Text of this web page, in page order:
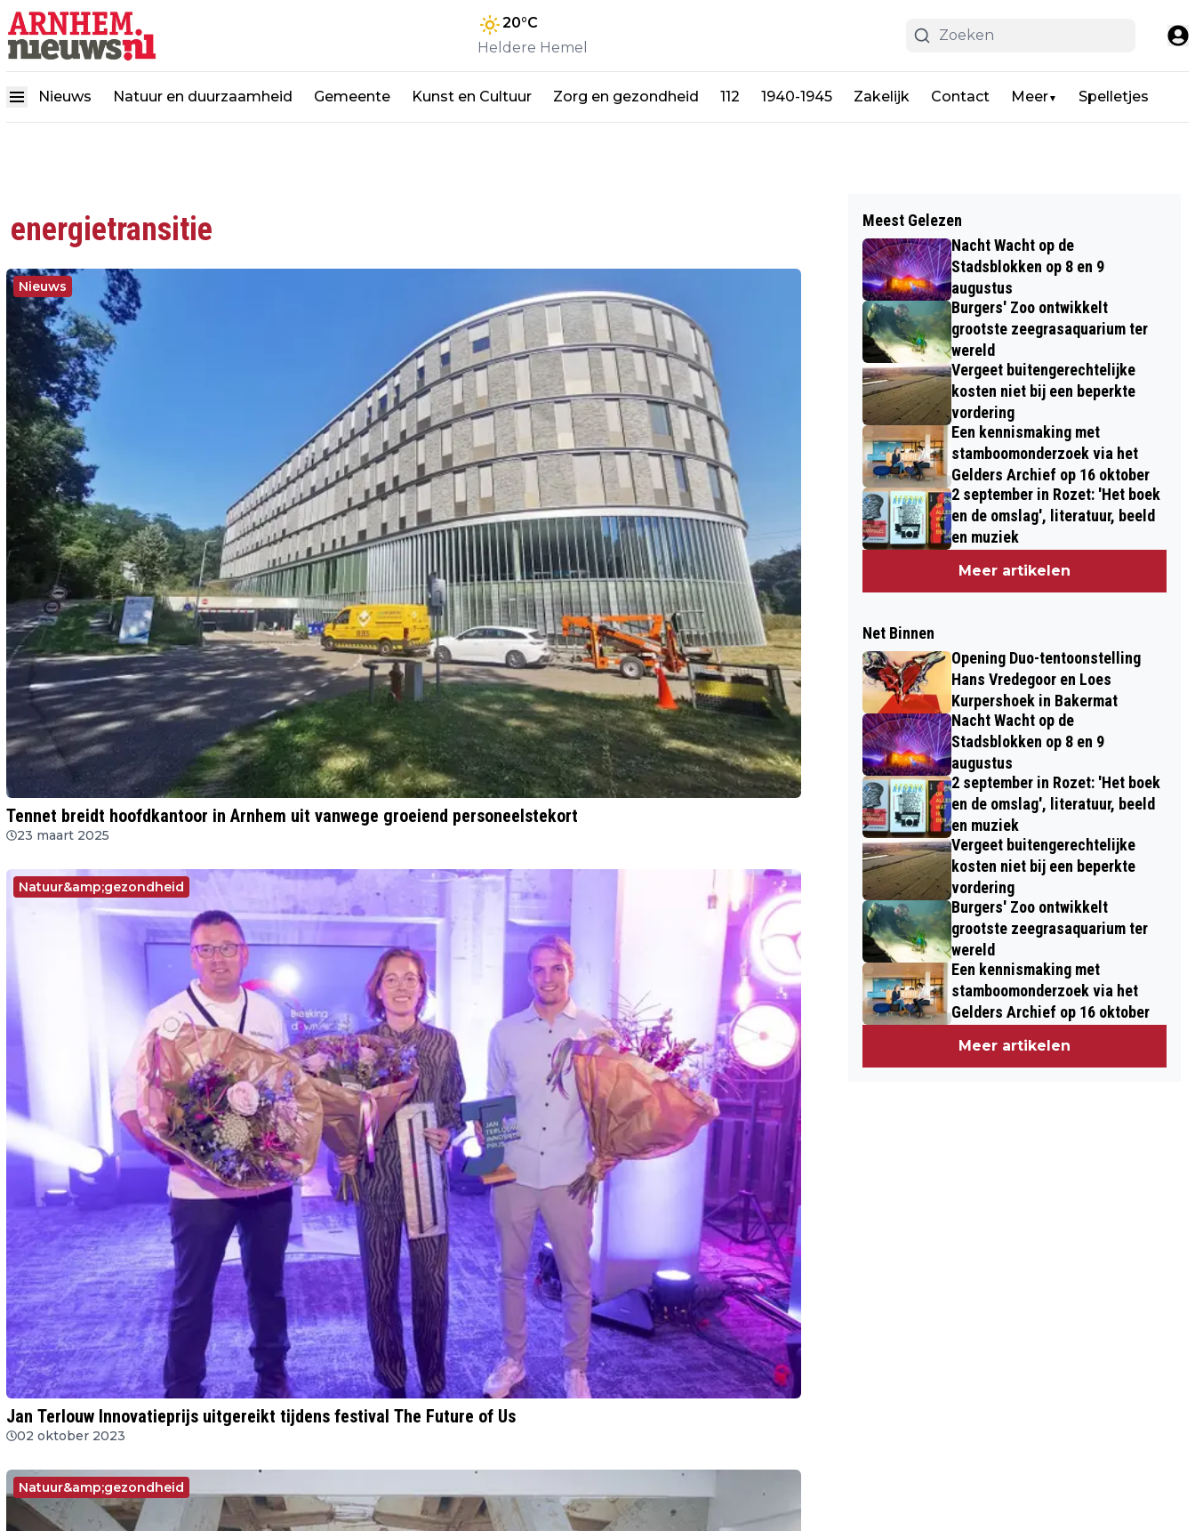
20°C
Heldere Hemel
Nieuws Natuur en duurzaamheid Gemeente Kunst en Cultuur Zorg en gezondheid 112 1940-1945 Zakelijk Contact Meer▼ Spelletjes
energietransitie
Nieuws
Tennet breidt hoofdkantoor in Arnhem uit vanwege groeiend personeelstekort
23 maart 2025
Natuur&amp;gezondheid
Jan Terlouw Innovatieprijs uitgereikt tijdens festival The Future of Us
02 oktober 2023
Natuur&amp;gezondheid
Meest Gelezen
Nacht Wacht op de
Stadsblokken op 8 en 9
augustus
Burgers' Zoo ontwikkelt
grootste zeegrasaquarium ter
wereld
Vergeet buitengerechtelijke
kosten niet bij een beperkte
vordering
Een kennismaking met
stamboomonderzoek via het
Gelders Archief op 16 oktober
2 september in Rozet: 'Het boek
en de omslag', literatuur, beeld
en muziek
Meer artikelen
Net Binnen
Opening Duo-tentoonstelling
Hans Vredegoor en Loes
Kurpershoek in Bakermat
Nacht Wacht op de
Stadsblokken op 8 en 9
augustus
2 september in Rozet: 'Het boek
en de omslag', literatuur, beeld
en muziek
Vergeet buitengerechtelijke
kosten niet bij een beperkte
vordering
Burgers' Zoo ontwikkelt
grootste zeegrasaquarium ter
wereld
Een kennismaking met
stamboomonderzoek via het
Gelders Archief op 16 oktober
Meer artikelen